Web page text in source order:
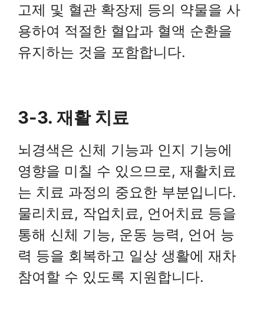
고제 및 혈관 확장제 등의 약물을 사
용하여 적절한 혈압과 혈액 순환을
유지하는 것을 포함합니다.
3-3. 재활 치료
뇌경색은 신체 기능과 인지 기능에
영향을 미칠 수 있으므로, 재활치료
는 치료 과정의 중요한 부분입니다.
물리치료, 작업치료, 언어치료 등을
통해 신체 기능, 운동 능력, 언어 능
력 등을 회복하고 일상 생활에 재차
참여할 수 있도록 지원합니다.